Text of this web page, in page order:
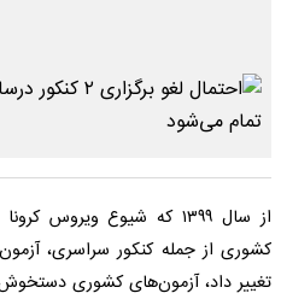
از سال ۱۳۹۹ که شیوع
کشوری از جمله کنکور سراسری،
تغییر داد، آزمون‌های کشوری